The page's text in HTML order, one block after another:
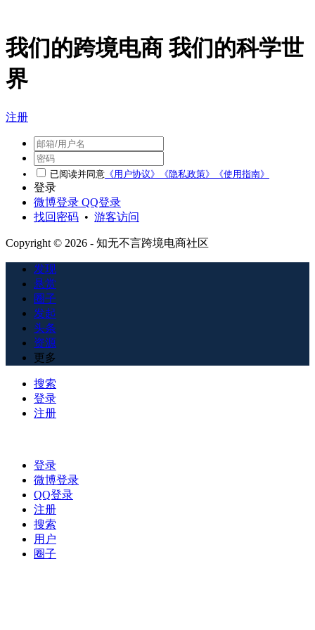
我们的跨境电商 我们的科学世
界
注册
已阅读并同意 《用户协议》 《隐私政策》 《使用指南》
登录
微博登录 QQ登录
找回密码 • 游客访问
Copyright © 2026 - 知无不言跨境电商社区
发现
悬赏
圈子
发起
头条
资源
更多
搜索
登录
注册
登录
微博登录
QQ登录
注册
搜索
用户
圈子